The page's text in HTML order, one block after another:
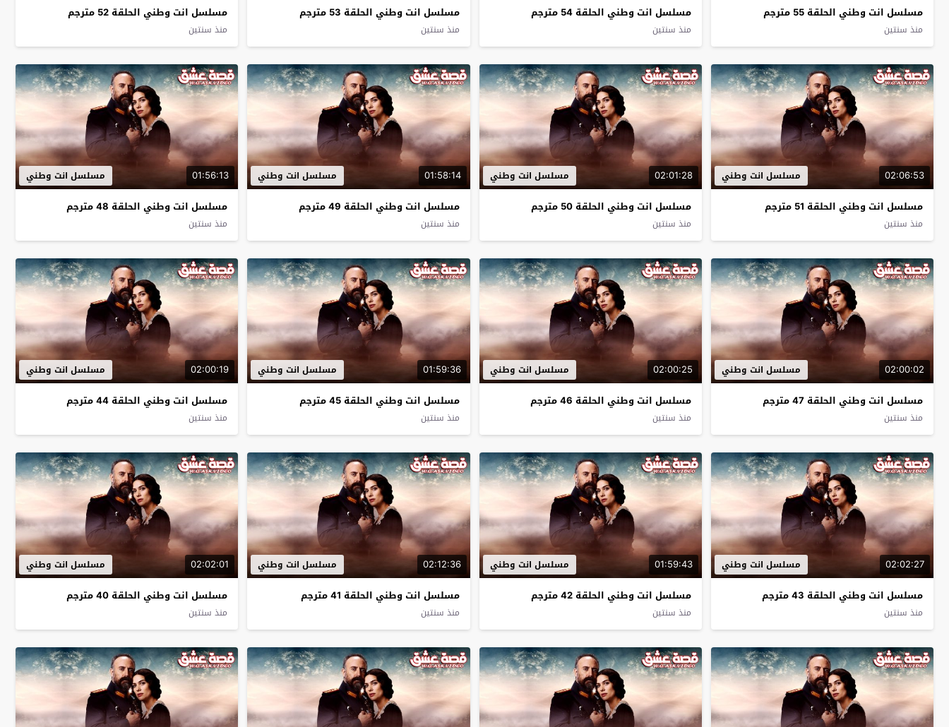
مسلسل انت وطني الحلقة 55 مترجم
منذ سنتين
مسلسل انت وطني الحلقة 54 مترجم
منذ سنتين
مسلسل انت وطني الحلقة 53 مترجم
منذ سنتين
مسلسل انت وطني الحلقة 52 مترجم
منذ سنتين
02:06:53 مسلسل انت وطني
مسلسل انت وطني الحلقة 51 مترجم
منذ سنتين
02:01:28 مسلسل انت وطني
مسلسل انت وطني الحلقة 50 مترجم
منذ سنتين
01:58:14 مسلسل انت وطني
مسلسل انت وطني الحلقة 49 مترجم
منذ سنتين
01:56:13 مسلسل انت وطني
مسلسل انت وطني الحلقة 48 مترجم
منذ سنتين
02:00:02 مسلسل انت وطني
مسلسل انت وطني الحلقة 47 مترجم
منذ سنتين
02:00:25 مسلسل انت وطني
مسلسل انت وطني الحلقة 46 مترجم
منذ سنتين
01:59:36 مسلسل انت وطني
مسلسل انت وطني الحلقة 45 مترجم
منذ سنتين
02:00:19 مسلسل انت وطني
مسلسل انت وطني الحلقة 44 مترجم
منذ سنتين
02:02:27 مسلسل انت وطني
مسلسل انت وطني الحلقة 43 مترجم
منذ سنتين
01:59:43 مسلسل انت وطني
مسلسل انت وطني الحلقة 42 مترجم
منذ سنتين
02:12:36 مسلسل انت وطني
مسلسل انت وطني الحلقة 41 مترجم
منذ سنتين
02:02:01 مسلسل انت وطني
مسلسل انت وطني الحلقة 40 مترجم
منذ سنتين